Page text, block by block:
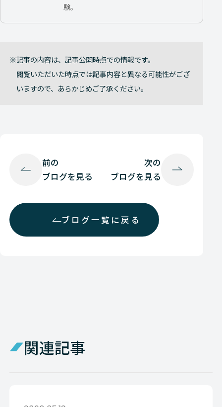
験。
記事の内容は、記事公開時点での情報です。
閲覧いただいた時点では記事内容と異なる可能性がござ
いますので、あらかじめご了承ください。
前の
ブログを見る
ブログ一覧に戻る
次の
ブログを見る
関連記事